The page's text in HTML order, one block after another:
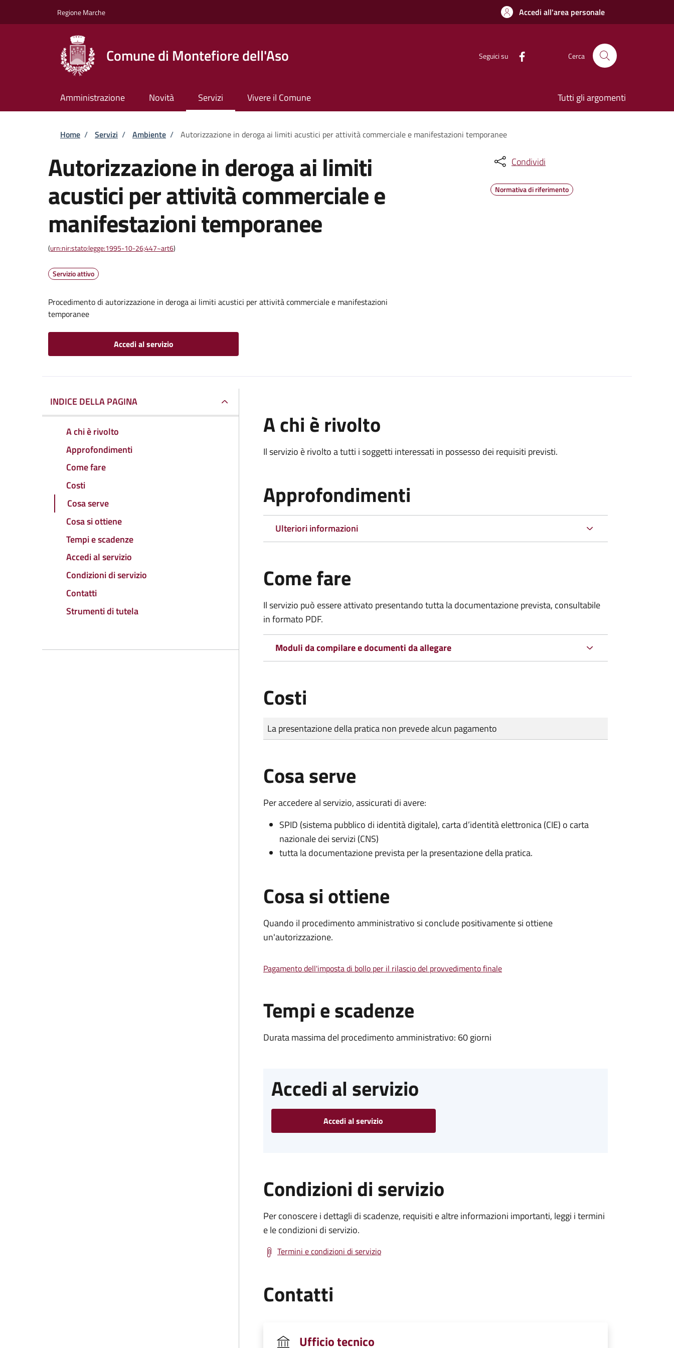
Regione Marche Accedi all'area personale
Comune di Montefiore dell'Aso Seguici su Cerca
Amministrazione Novità Servizi Vivere il Comune Tutti gli argomenti
Briciole di pane
Home / Servizi / Ambiente / Autorizzazione in deroga ai limiti acustici per attività commerciale e manifestazioni temporanee
Autorizzazione in deroga ai limiti
acustici per attività commerciale e
manifestazioni temporanee
(urn:nir:stato:legge:1995-10-26;447~art6)
Servizio attivo
Procedimento di autorizzazione in deroga ai limiti acustici per attività commerciale e manifestazioni
temporanee
Accedi al servizio
Condividi
Normativa di riferimento
INDICE DELLA PAGINA
A chi è rivolto
Approfondimenti
Come fare
Costi
Cosa serve
Cosa si ottiene
Tempi e scadenze
Accedi al servizio
Condizioni di servizio
Contatti
Strumenti di tutela
A chi è rivolto
Il servizio è rivolto a tutti i soggetti interessati in possesso dei requisiti previsti.
Approfondimenti
Ulteriori informazioni
Come fare
Il servizio può essere attivato presentando tutta la documentazione prevista, consultabile
in formato PDF.
Moduli da compilare e documenti da allegare
Costi
Tipo di pagamento
Importo
La presentazione della pratica non prevede alcun pagamento
Cosa serve
Per accedere al servizio, assicurati di avere:
SPID (sistema pubblico di identità digitale), carta d’identità elettronica (CIE) o carta
nazionale dei servizi (CNS)
tutta la documentazione prevista per la presentazione della pratica.
Cosa si ottiene
Quando il procedimento amministrativo si conclude positivamente si ottiene
un'autorizzazione.
Pagamento dell'imposta di bollo per il rilascio del provvedimento finale
Tempi e scadenze
Durata massima del procedimento amministrativo: 60 giorni
Accedi al servizio
Accedi al servizio
Condizioni di servizio
Per conoscere i dettagli di scadenze, requisiti e altre informazioni importanti, leggi i termini
e le condizioni di servizio.
Termini e condizioni di servizio
Contatti
Ufficio tecnico